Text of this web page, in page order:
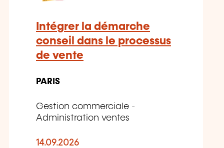
Intégrer la démarche
conseil dans le processus
de vente
PARIS
Gestion commerciale -
Administration ventes
14.09.2026